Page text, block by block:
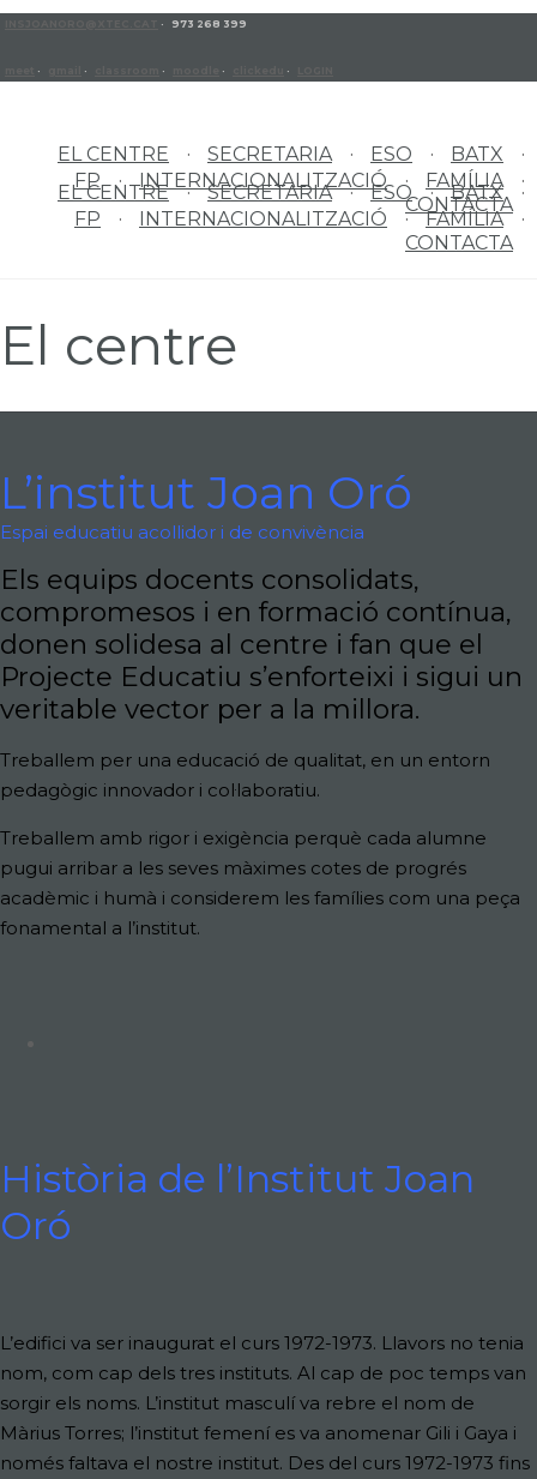
· 973 268 399
· · · · ·
EL CENTRE SECRETARIA ESO
BATX
FP
INTERNACIONALITZACIÓ
FAMÍLIA
CONTACTA
EL CENTRE SECRETARIA ESO
BATX
FP
INTERNACIONALITZACIÓ
FAMÍLIA
CONTACTA
El centre
L’institut Joan Oró
Espai educatiu acollidor i de convivència
Els equips docents consolidats,
compromesos i en formació contínua,
donen solidesa al centre i fan que el
Projecte Educatiu s’enforteixi i sigui un
veritable vector per a la millora.
Treballem per una educació de qualitat, en un entorn
pedagògic innovador i col·laboratiu.
Treballem amb rigor i exigència perquè cada alumne
pugui arribar a les seves màximes cotes de progrés
acadèmic i humà i considerem les famílies com una peça
fonamental a l’institut.
Història de l’Institut Joan
Oró
L’edifici va ser inaugurat el curs 1972-1973. Llavors no tenia
nom, com cap dels tres instituts. Al cap de poc temps van
sorgir els noms. L’institut masculí va rebre el nom de
Màrius Torres; l’institut femení es va anomenar Gili i Gaya i
només faltava el nostre institut. Des del curs 1972-1973 fins